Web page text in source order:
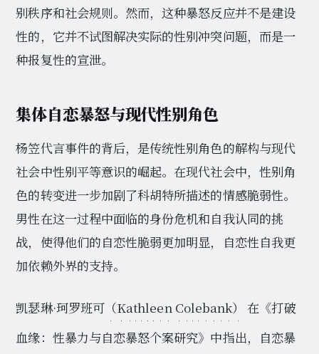
别秩序和社会规则。然而，这种暴怒反应并不是建设
性的，它并不试图解决实际的性别冲突问题，而是一
种报复性的宣泄。
集体自恋暴怒与现代性别角色
杨笠代言事件的背后，是传统性别角色的解构与现代
社会中性别平等意识的崛起。在现代社会中，性别角
色的转变进一步加剧了科胡特所描述的情感脆弱性。
男性在这一过程中面临的身份危机和自我认同的挑
战，使得他们的自恋性脆弱更加明显，自恋性自我更
加依赖外界的支持。
凯瑟琳·珂罗班可（Kathleen Colebank）
在《打破
血缘：性暴力与自恋暴怒个案研究》中指出，自恋暴